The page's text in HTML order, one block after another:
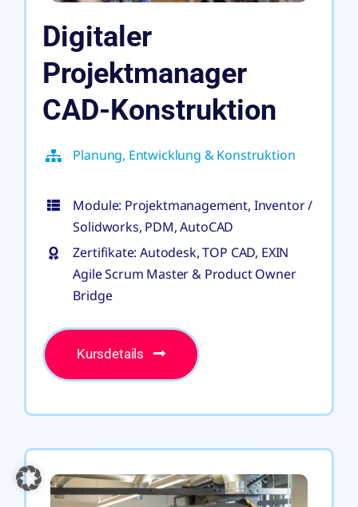
Digitaler
Projektmanager
CAD-Konstruktion
Planung, Entwicklung & Konstruktion
Module: Projektmanagement, Inventor /
Solidworks, PDM, AutoCAD
Zertifikate: Autodesk, TOP CAD, EXIN
Agile Scrum Master & Product Owner
Bridge
Kursdetails